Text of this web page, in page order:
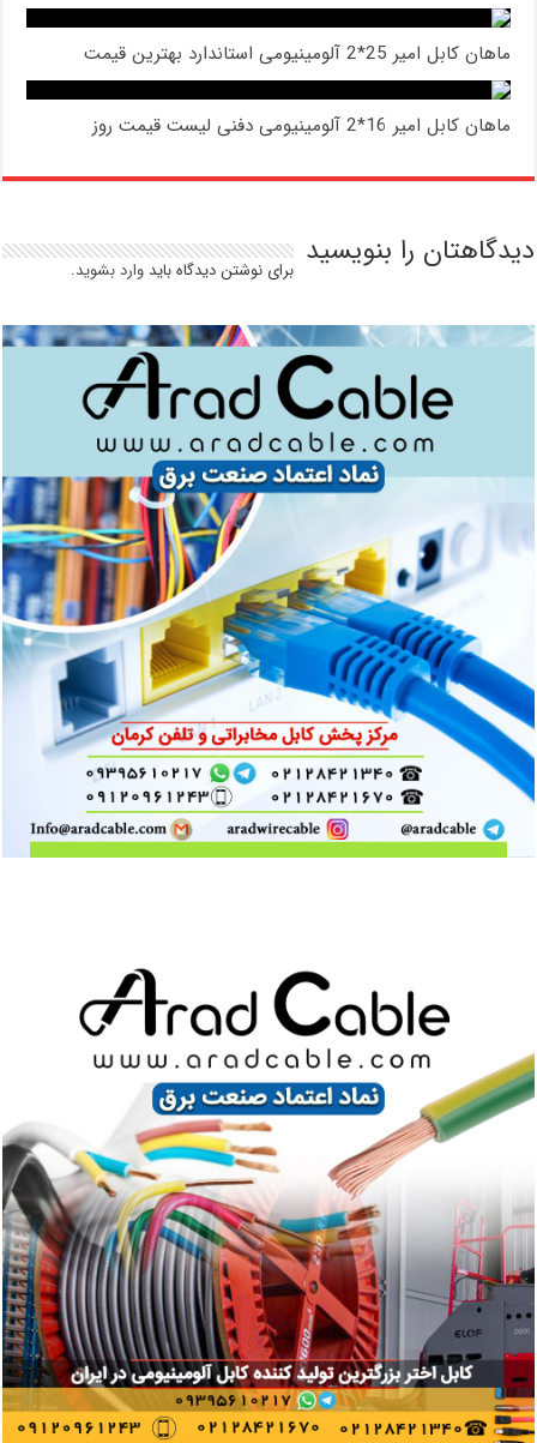
ماهان کابل امیر 25*2 آلومینیومی استاندارد بهترین قیمت
ماهان کابل امیر 16*2 آلومینیومی دفنی لیست قیمت روز
دیدگاهتان را بنویسید برای نوشتن دیدگاه بایدوارد بشوید.